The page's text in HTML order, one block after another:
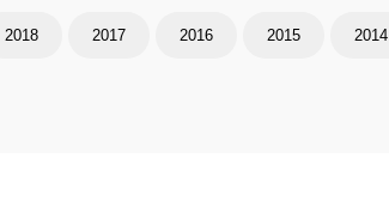
2018 2017 2016 2015 2014